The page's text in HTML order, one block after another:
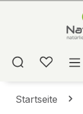
Startseite